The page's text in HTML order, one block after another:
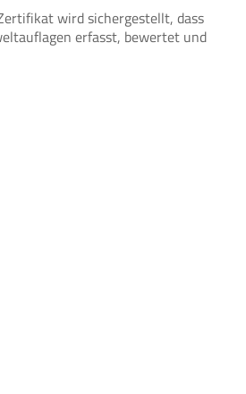
wird sichergestellt, dass
erfasst, bewertet und